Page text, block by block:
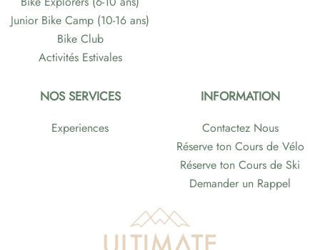
Junior Bike Camp (10-16 ans)
Bike Club
Activités Estivales
NOS SERVICES
Experiences
INFORMATION
Contactez Nous
Réserve ton Cours de Vélo
Réserve ton Cours de Ski
Demander un Rappel